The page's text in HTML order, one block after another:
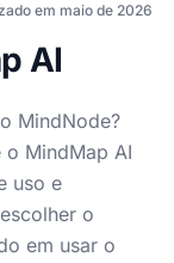
em maio de 2026
AI
MindNode?
MindMap AI
uso e
o
em usar o